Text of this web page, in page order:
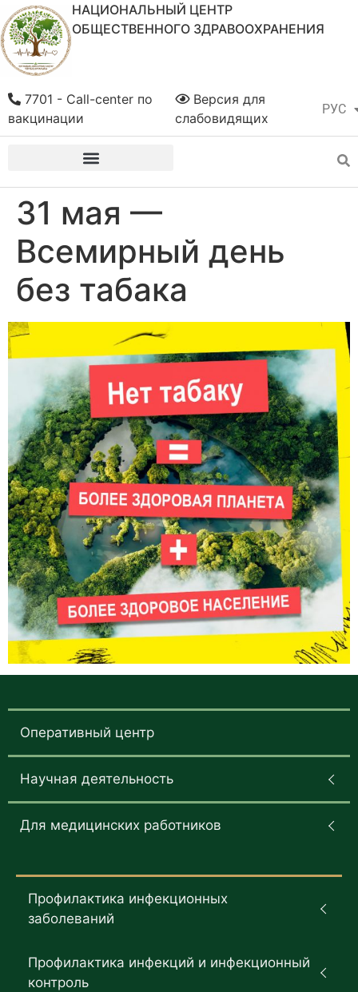
НАЦИОНАЛЬНЫЙ ЦЕНТР
ОБЩЕСТВЕННОГО ЗДРАВООХРАНЕНИЯ
РУС
ҚАЗ
Версия для
слабовидящих
7701 - Call-center по
вакцинации
31 мая —
Всемирный день
без табака
Оперативный центр
Научная деятельность
Для медицинских работников
Профилактика инфекционных
заболеваний
Профилактика инфекций и инфекционный
контроль